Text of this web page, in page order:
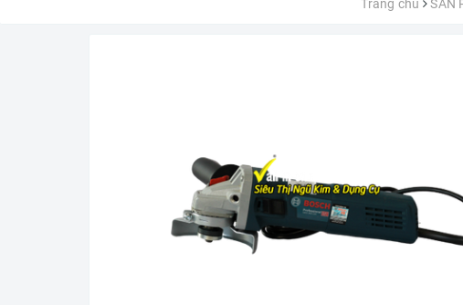
Trang chủ SẢN